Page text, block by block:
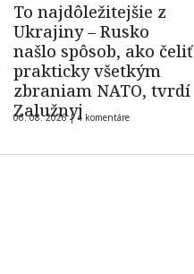
To najdôležitejšie z
Ukrajiny – Rusko
našlo spôsob, ako čeliť
prakticky všetkým
zbraniam NATO, tvrdí
Zalužnyj
06. 08. 2026 |4 komentáre